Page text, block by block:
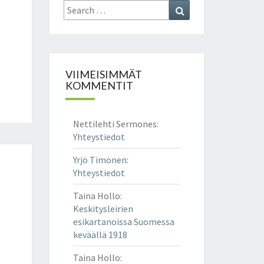
Search
for:
VIIMEISIMMÄT
KOMMENTIT
Nettilehti Sermones:
Yhteystiedot
Yrjö Timonen:
Yhteystiedot
Taina Hollo:
Keskitysleirien
esikartanoissa Suomessa
keväällä 1918
Taina Hollo: